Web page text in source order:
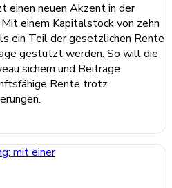
neuen Akzent in der
einem Kapitalstock von zehn
ein Teil der gesetzlichen Rente
gestützt werden. So will die
sichern und Beiträge
Rente trotz